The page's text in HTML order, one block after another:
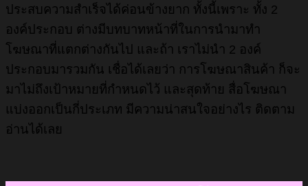
ประสบความสำเร็จได้ค่อนข้างยาก ทั้งนี้เพราะ ทั้ง 2
องค์ประกอบ ต่างมีบทบาทหน้าที่ในการนำมาทำ
โฆษณาที่แตกต่างกันไป และถ้า เราไม่นำ 2 องค์
ประกอบมารวมกัน เชื่อได้เลยว่า การโฆษณาสินค้า ก็จะ
มาไม่ถึงเป้าหมายที่กำหนดไว้ และสุดท้าย สื่อโฆษณา
แบ่งออกเป็นกี่ประเภท มีความน่าสนใจอย่างไร ติดตาม
อ่านได้เลย